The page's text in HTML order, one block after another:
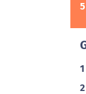
5
1
2